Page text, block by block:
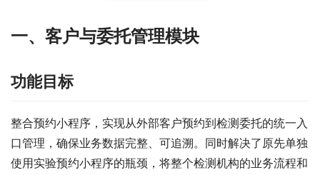
一、客户与委托管理模块
功能目标
整合预约小程序，实现从外部客户预约到检测委托的统一入
口管理，确保业务数据完整、可追溯。同时解决了原先单独
使用实验预约小程序的瓶颈，将整个检测机构的业务流程和